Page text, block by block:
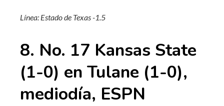
Línea: Estado de Texas -1.5
8. No. 17 Kansas State
(1-0) en Tulane (1-0),
mediodía, ESPN